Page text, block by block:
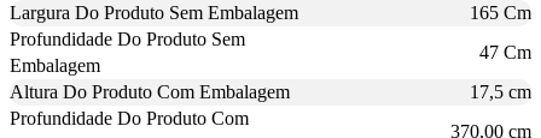
Largura Do Produto Sem Embalagem
165 Cm
Profundidade Do Produto Sem
Embalagem
47 Cm
Altura Do Produto Com Embalagem
17,5 cm
Profundidade Do Produto Com
370,00 cm